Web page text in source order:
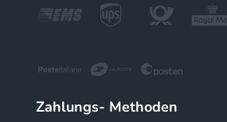
Zahlungs- Methoden